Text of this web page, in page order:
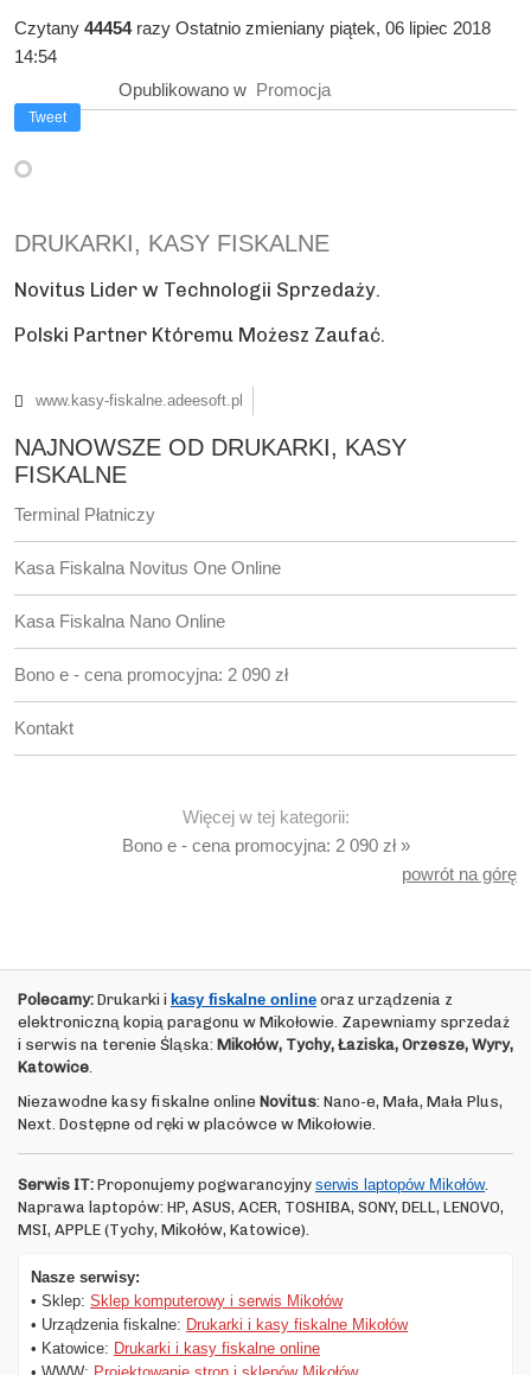
Czytany 44454razy Ostatnio zmieniany piątek, 06 lipiec 2018
14:54
Tweet
Opublikowano w Promocja
DRUKARKI, KASY FISKALNE
Novitus Lider w Technologii Sprzedaży.
Polski Partner Któremu Możesz Zaufać.
www.kasy-fiskalne.adeesoft.pl
NAJNOWSZE OD DRUKARKI, KASY
FISKALNE
Terminal Płatniczy
Kasa Fiskalna Novitus One Online
Kasa Fiskalna Nano Online
Bono e - cena promocyjna: 2 090 zł
Kontakt
Więcej w tej kategorii:
Bono e - cena promocyjna: 2 090 zł »
powrót na górę
Polecamy: Drukarki i kasy fiskalne online oraz urządzenia z
elektroniczną kopią paragonu w Mikołowie. Zapewniamy sprzedaż
i serwis na terenie Śląska: Mikołów, Tychy, Łaziska, Orzesze, Wyry,
Katowice.
Niezawodne kasy fiskalne online Novitus: Nano-e, Mała, Mała Plus,
Next. Dostępne od ręki w placówce w Mikołowie.
Serwis IT: Proponujemy pogwarancyjny serwis laptopów Mikołów.
Naprawa laptopów: HP, ASUS, ACER, TOSHIBA, SONY, DELL, LENOVO,
MSI, APPLE (Tychy, Mikołów, Katowice).
Nasze serwisy:
• Sklep: Sklep komputerowy i serwis Mikołów
• Urządzenia fiskalne: Drukarki i kasy fiskalne Mikołów
• Katowice: Drukarki i kasy fiskalne online